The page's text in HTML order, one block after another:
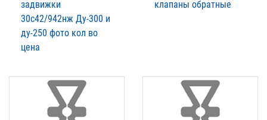
задвижки
30с42/942нж Ду-300 и
ду-250 фото кол во
цена
клапаны обратные